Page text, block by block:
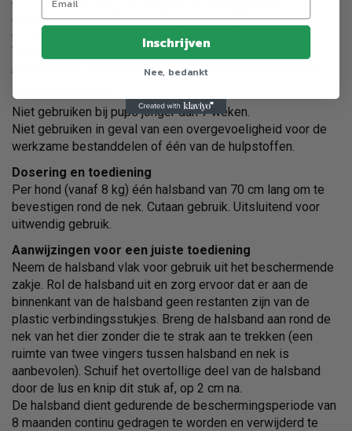
sanguineusen verlaagt zo het risico op babesiose en
ehrlichiose bij honden gedurende 7 maanden.
Verlaging van het risico op infectie met
infantum
via overdracht door zandvliegjes tot 8 maanden.
Contra-indicaties
Niet gebruiken bij pups jonger dan 7 weken.
Niet gebruiken in geval van een overgevoeligheid voor de
werkzame bestanddelen of één van de hulpstoffen.
Dosering en toediening
Per hond (vanaf 8 kg) één halsband van 70 cm lang om te
bevestigen rond de nek. Cutaan gebruik. Uitsluitend voor
uitwendig gebruik.
Aanwijzingen voor een juiste toediening
Neem de halsband vlak voor gebruik uit het beschermende
zakje. Rol de halsband uit en zorg ervoor dat er aan de
binnenkant van de halsband geen restanten zijn van de
plastic verbindingsstukjes. Breng de halsband aan rond de
nek van het dier zonder die te strak aan te trekken (een
ruimte van twee vingers tussen halsband en nek is
aanbevolen). Schuif het overtollige deel van de halsband
door de lus en knip dit stuk af, op 2 cm na.
De halsband dient gedurende de beschermingsperiode van
8 maanden continu gedragen te worden en verwijderd te
Inschrijven
Nee, bedankt